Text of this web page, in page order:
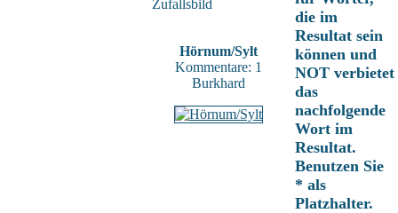
Zufallsbild
Hörnum/Sylt
Kommentare: 1
Burkhard
die im
Resultat sein
können und
NOT verbietet
das
nachfolgende
Wort im
Resultat.
Benutzen Sie
* als
Platzhalter.